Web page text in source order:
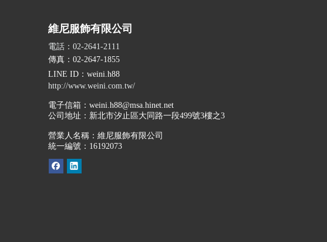
維尼服飾有限公司
電話：02-2641-2111
傳真：02-2647-1855
LINE ID ：weini.h88
http://www.weini.com.tw/
電子信箱： weini.h88@msa.hinet.net
公司地址： 新北市汐止區大同路一段499號3樓之3
營業人名稱：維尼服飾有限公司
統一編號：16192073